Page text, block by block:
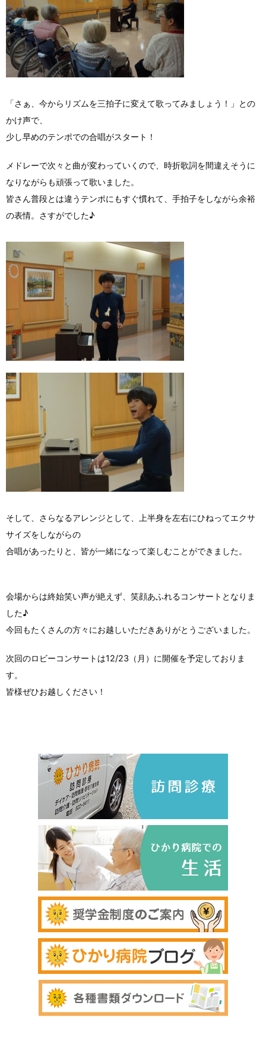
「さぁ、今からリズムを三拍子に変えて歌ってみましょう！」との
かけ声で、
少し早めのテンポでの合唱がスタート！
メドレーで次々と曲が変わっていくので、時折歌詞を間違えそうに
なりながらも頑張って歌いました。
皆さん普段とは違うテンポにもすぐ慣れて、手拍子をしながら余裕
の表情。さすがでした♪
そして、さらなるアレンジとして、上半身を左右にひねってエクサ
サイズをしながらの
合唱があったりと、皆が一緒になって楽しむことができました。
会場からは終始笑い声が絶えず、笑顔あふれるコンサートとなりま
した♪
今回もたくさんの方々にお越しいただきありがとうございました。
次回のロビーコンサートは12/23（月）に開催を予定しておりま
す。
皆様ぜひお越しください！